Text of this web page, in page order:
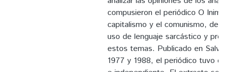
compusieron el periódico O
capitalismo y el comunismo,
uso de lenguaje sarcástico y
estos temas. Publicado en
1977 y 1988, el periódico tuvo